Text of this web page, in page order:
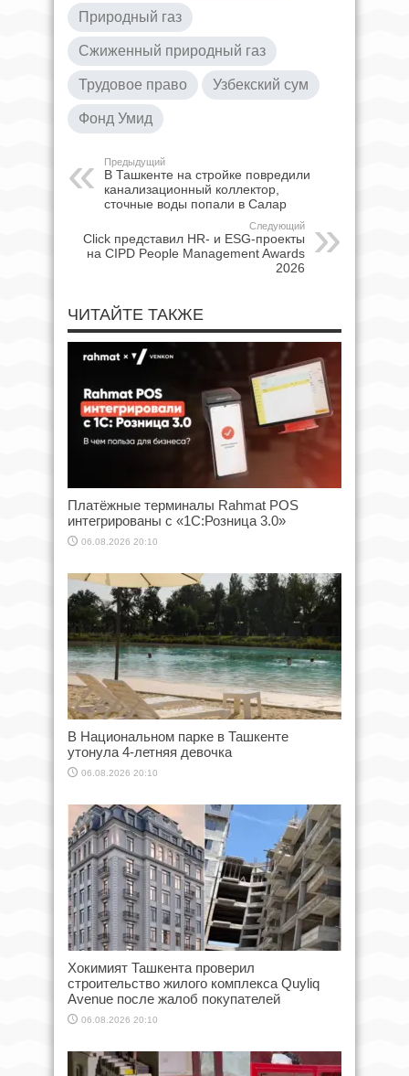
Природный газ
Сжиженный природный газ
Трудовое право Узбекский сум
Фонд Умид
Предыдущий
В Ташкенте на стройке повредили
канализационный коллектор,
сточные воды попали в Салар
Следующий
Click представил HR- и ESG-проекты
на CIPD People Management Awards
2026
ЧИТАЙТЕ ТАКЖЕ
Платёжные терминалы Rahmat POS
интегрированы с «1С:Розница 3.0»
06.08.2026 20:10
В Национальном парке в Ташкенте
утонула 4-летняя девочка
06.08.2026 20:10
Хокимият Ташкента проверил
строительство жилого комплекса Quyliq
Avenue после жалоб покупателей
06.08.2026 20:10